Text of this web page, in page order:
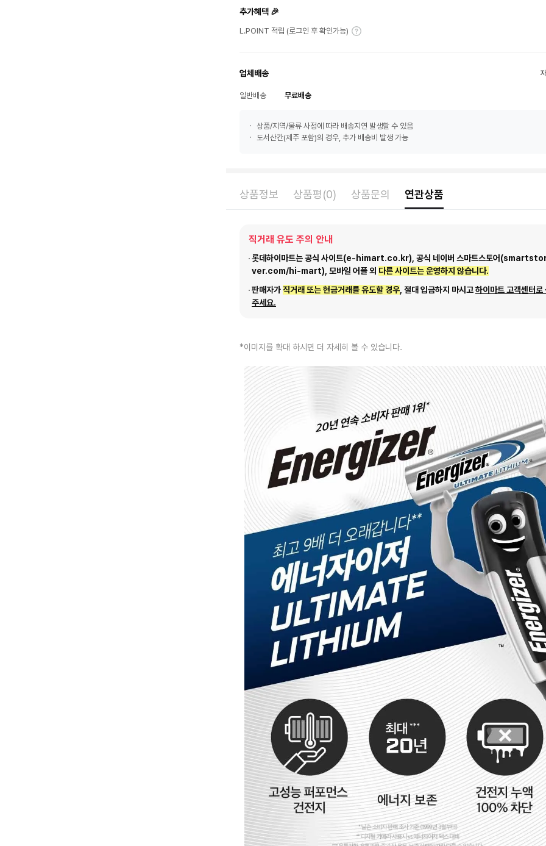
추가혜택 🎉
L.POINT 적립 (로그인 후 확인가능)
업체배송
일반배송 무료배송
상품/지역/물류 사정에 따라 배송지연 발생할 수 있음
도서산간(제주 포함)의 경우, 추가 배송비 발생 가능
상품정보 상품평(0) 상품문의 연관상품
직거래 유도 주의 안내
롯데하이마트는 공식 사이트(e-himart.co.kr), 공식 네이버 스마트스토어
ver.com/hi-mart), 모바일 어플 외 다른 사이트는 운영하지 않습니다.
판매자가직거래 또는 현금거래를 유도할 경우 , 절대 입금하지 마시고하이마트 고객센터로
주세요.
*이미지를 확대 하시면 더 자세히 볼 수 있습니다.